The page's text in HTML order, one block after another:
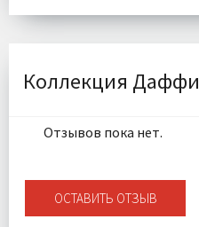
Размер:
Ткань:
Доставка:
Коллекция Даффи
Отзывов пока нет.
ОСТАВИТЬ ОТЗЫВ